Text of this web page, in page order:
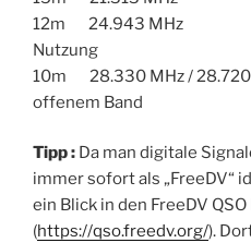
12m 24.943 MHz
Nutzung
10m 28.330 MHz /
offenem Band
Tipp : Da man digitale
immer sofort als „FreeDV“
ein Blick in den FreeDV
(https://qso.freedv.org/).